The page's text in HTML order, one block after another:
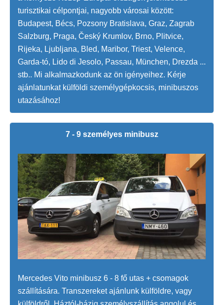
turisztikai célpontjai, nagyobb városai között:
Budapest, Bécs, Pozsony Bratislava, Graz, Zagrab
Salzburg, Praga, Český Krumlov, Brno, Plitvice,
Rijeka, Ljubljana, Bled, Maribor, Triest, Velence,
Garda-tó, Lido di Jesolo, Passau, München, Drezda ...
stb.. Mi alkalmazkodunk az ön igényeihez. Kérje
ajánlatunkat külföldi személygépkocsis, minibuszos
utazásához!
7 - 9 személyes minibusz
Mercedes Vito minibusz 6 - 8 fő utas + csomagok
szállítására. Transzereket ajánlunk külföldre, vagy